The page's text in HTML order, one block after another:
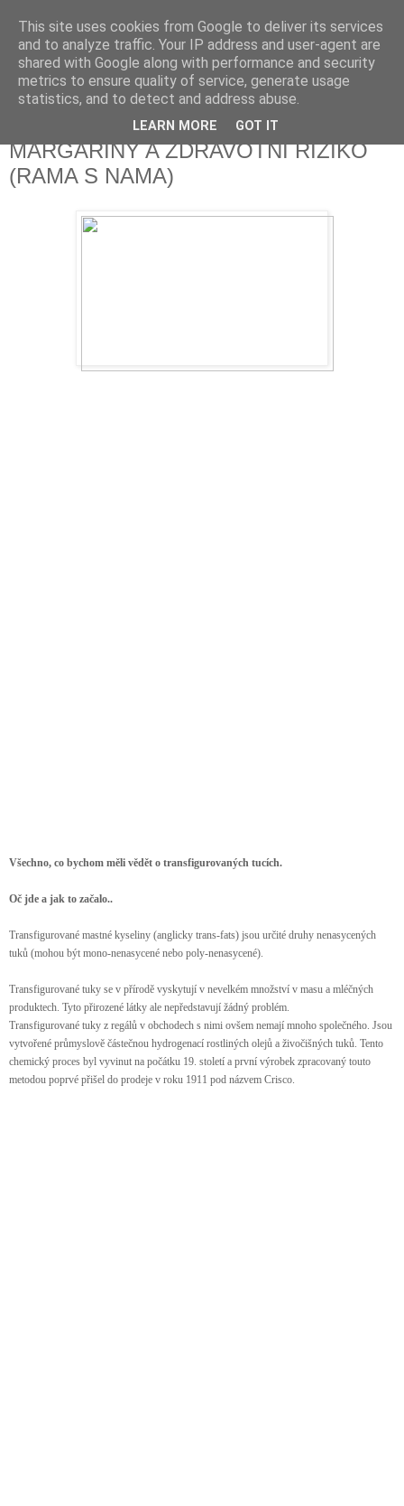
Fakečlánky
Věř všemu co tady vidíš.
pondělí 23. října 2017
MARGARÍNY A ZDRAVOTNÍ RIZIKO
(RAMA S NAMA)
Všechno, co bychom měli vědět o transfigurovaných tucích.
Oč jde a jak to začalo..
Transfigurované mastné kyseliny (anglicky trans-fats) jsou určité druhy nenasycených
tuků (mohou být mono-nenasycené nebo poly-nenasycené).
Transfigurované tuky se v přírodě vyskytují v nevelkém množství v masu a mléčných
produktech. Tyto přirozené látky ale nepředstavují žádný problém.
Transfigurované tuky z regálů v obchodech s nimi ovšem nemají mnoho společného. Jsou
vytvořené průmyslově částečnou hydrogenací rostliných olejů a živočišných tuků. Tento
chemický proces byl vyvinut na počátku 19. století a první výrobek zpracovaný touto
metodou poprvé přišel do prodeje v roku 1911 pod názvem Crisco.
This site uses cookies from Google to deliver its services
and to analyze traffic. Your IP address and user-agent are
shared with Google along with performance and security
metrics to ensure quality of service, generate usage
statistics, and to detect and address abuse.
LEARN MORE GOT IT